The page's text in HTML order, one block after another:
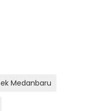
Medanbaru